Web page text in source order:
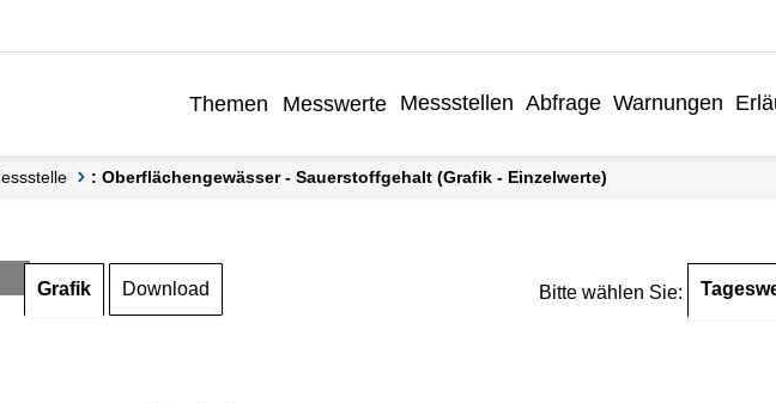
Themen Messwerte Messstellen Abfrage Warnungen
Messstelle : Oberflächengewässer - Sauerstoffgehalt (Grafik - Einzelwerte)
Grafik Download Bitte wählen Sie: